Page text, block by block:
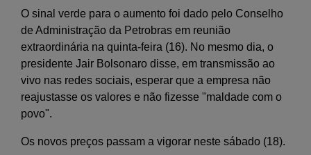
O sinal verde para o aumento foi dado pelo Conselho
de Administração da Petrobras em reunião
extraordinária na quinta-feira (16). No mesmo dia, o
presidente Jair Bolsonaro disse, em transmissão ao
vivo nas redes sociais, esperar que a empresa não
reajustasse os valores e não fizesse "maldade com o
povo".
Os novos preços passam a vigorar neste sábado (18).